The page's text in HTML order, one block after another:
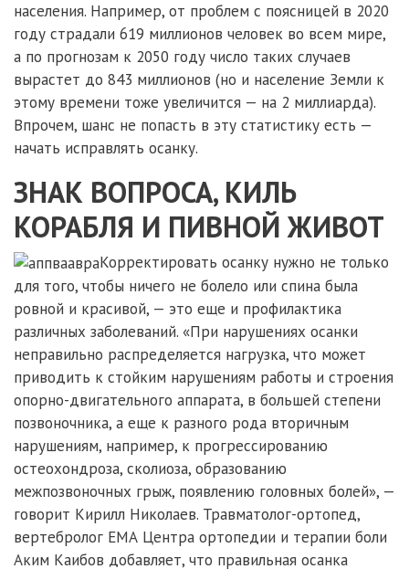
населения. Например, от проблем с поясницей в 2020
году страдали 619 миллионов человек во всем мире,
а по прогнозам к 2050 году число таких случаев
вырастет до 843 миллионов (но и население Земли к
этому времени тоже увеличится — на 2 миллиарда).
Впрочем, шанс не попасть в эту статистику есть —
начать исправлять осанку.
ЗНАК ВОПРОСА, КИЛЬ
КОРАБЛЯ И ПИВНОЙ ЖИВОТ
Корректировать осанку нужно не только
для того, чтобы ничего не болело или спина была
ровной и красивой, — это еще и профилактика
различных заболеваний. «При нарушениях осанки
неправильно распределяется нагрузка, что может
приводить к стойким нарушениям работы и строения
опорно-двигательного аппарата, в большей степени
позвоночника, а еще к разного рода вторичным
нарушениям, например, к прогрессированию
остеохондроза, сколиоза, образованию
межпозвоночных грыж, появлению головных болей», —
говорит Кирилл Николаев. Травматолог-ортопед,
вертебролог ЕМА Центра ортопедии и терапии боли
Аким Каибов добавляет, что правильная осанка